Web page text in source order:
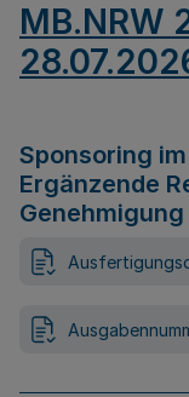
MB.NRW
Sponsoring
Ergänzende